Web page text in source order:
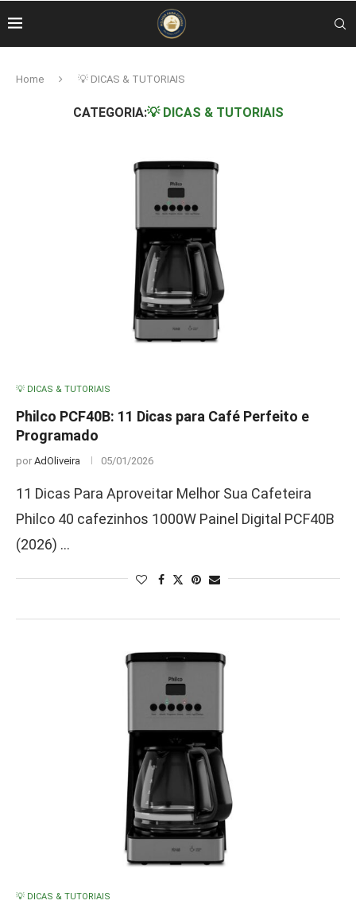
Home 💡 DICAS & TUTORIAIS
CATEGORIA:💡 DICAS & TUTORIAIS
💡 DICAS & TUTORIAIS
Philco PCF40B: 11 Dicas para Café Perfeito e
Programado
por AdOliveira 05/01/2026
11 Dicas Para Aproveitar Melhor Sua Cafeteira
Philco 40 cafezinhos 1000W Painel Digital PCF40B
(2026) …
💡 DICAS & TUTORIAIS